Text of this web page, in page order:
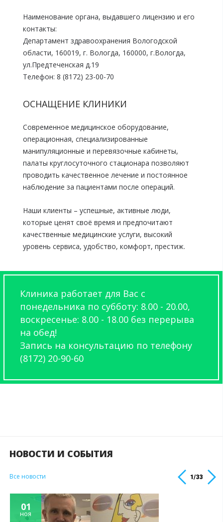
Наименование органа, выдавшего лицензию и его
контакты:
Департамент здравоохранения Вологодской
области, 160019, г. Вологда, 160000, г.Вологда,
ул.Предтеченская д.19
Телефон: 8 (8172) 23-00-70
ОСНАЩЕНИЕ КЛИНИКИ
Современное медицинское оборудование,
операционная, специализированные
манипуляционные и перевязочные кабинеты,
палаты круглосуточного стационара позволяют
проводить качественное лечение и постоянное
наблюдение за пациентами после операций.
Наши клиенты – успешные, активные люди,
которые ценят своё время и предпочитают
качественные медицинские услуги, высокий
уровень сервиса, удобство, комфорт, престиж.
Клиника работает для Вас с
понедельника по субботу: 8.00 - 20.00,
воскресенье: 8.00 - 18.00 без перерыва
на обед!
Запись на консультацию по телефону
(8172) 20-90-60
НОВОСТИ И СОБЫТИЯ
Все новости 1/33
01
ноя